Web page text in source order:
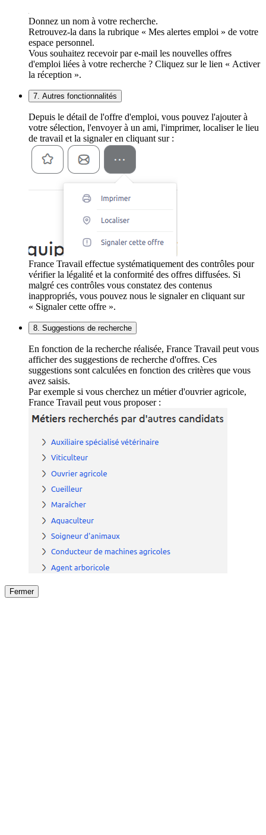
Donnez un nom à votre recherche.
Retrouvez-la dans la rubrique « Mes alertes emploi » de votre
espace personnel.
Vous souhaitez recevoir par e-mail les nouvelles offres
d'emploi liées à votre recherche ? Cliquez sur le lien « Activer
la réception ».
7. Autres fonctionnalités
Depuis le détail de l'offre d'emploi, vous pouvez l'ajouter à
votre sélection, l'envoyer à un ami, l'imprimer, localiser le lieu
de travail et la signaler en cliquant sur :
France Travail effectue systématiquement des contrôles pour
vérifier la légalité et la conformité des offres diffusées. Si
malgré ces contrôles vous constatez des contenus
inappropriés, vous pouvez nous le signaler en cliquant sur
« Signaler cette offre ».
8. Suggestions de recherche
En fonction de la recherche réalisée, France Travail peut vous
afficher des suggestions de recherche d'offres. Ces
suggestions sont calculées en fonction des critères que vous
avez saisis.
Par exemple si vous cherchez un métier d'ouvrier agricole,
France Travail peut vous proposer :
Fermer